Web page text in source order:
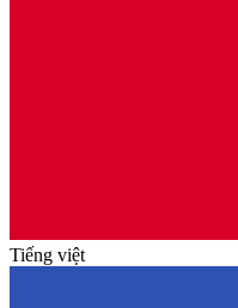
Tiếng việt